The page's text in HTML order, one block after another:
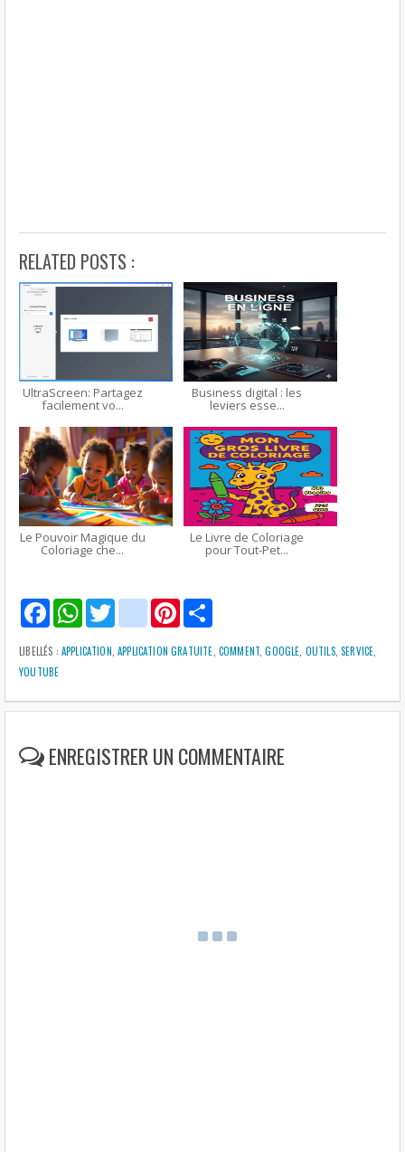
RELATED POSTS :
UltraScreen: Partagez
facilement vo...
Business digital : les
leviers esse...
Le Pouvoir Magique du
Coloriage che...
Le Livre de Coloriage
pour Tout-Pet...
F
a
c
e
b
o
k
W
h
a
t
p
T
t
g
m
a
i
P
i
n
t
s
e
LIBELLÉS : APPLICATION ,APPLICATION GRATUITE COMMENT ,GOOGLE OUTILS,SERVICE
YOUTUBE
ENREGISTRER UN COMMENTAIRE